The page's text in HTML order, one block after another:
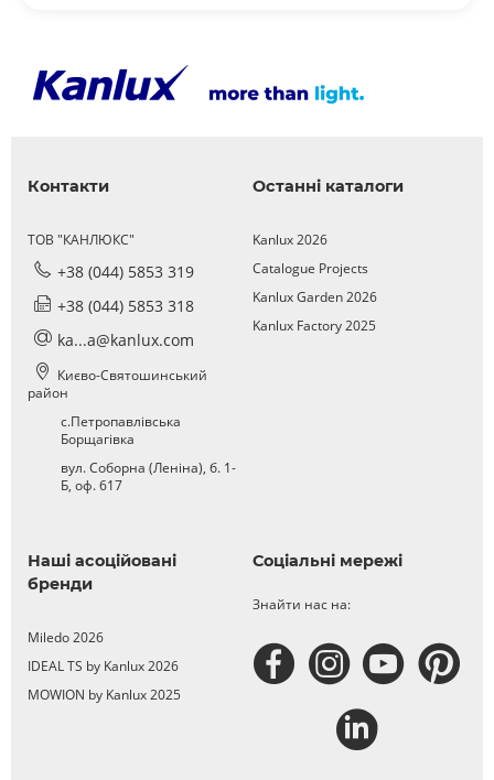
Контакти
ТОВ "КАНЛЮКС"
+38 (044) 5853 319
+38 (044) 5853 318
ka...a@kanlux.com
Києво-Святошинський
район
с.Петропавлівська
Борщагівка
вул. Соборна (Леніна), б. 1-
Б, оф. 617
Останні каталоги
Kanlux 2026
Catalogue Projects
Kanlux Garden 2026
Kanlux Factory 2025
Наші асоційовані
бренди
Miledo 2026
IDEAL TS by Kanlux 2026
MOWION by Kanlux 2025
Соціальні мережі
Знайти нас на: